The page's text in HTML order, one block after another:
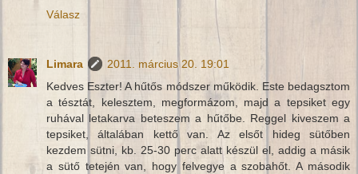
Válasz
Limara
2011. március 20. 19:01
Kedves Eszter! A hűtős módszer működik. Este bedagsztom
a tésztát, kelesztem, megformázom, majd a tepsiket egy
ruhával letakarva beteszem a hűtőbe. Reggel kiveszem a
tepsiket, általában kettő van. Az elsőt hideg sütőben
kezdem sütni, kb. 25-30 perc alatt készül el, addig a másik
a sütő tetején van, hogy felvegye a szobahőt. A második